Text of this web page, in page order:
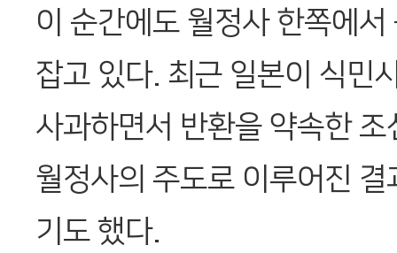
이 순간에도 월정사 한쪽에
잡고 있다. 최근 일본이 식민
사과하면서 반환을 약속한
월정사의 주도로 이루어진 결
기도 했다.